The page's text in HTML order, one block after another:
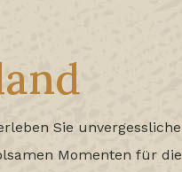
Sie unvergessliche
Momenten für die